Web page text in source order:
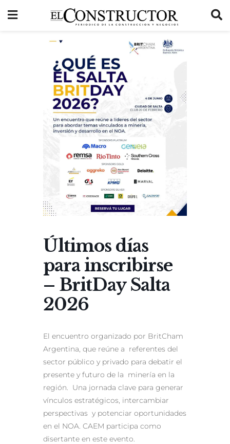
Últimos días
para inscribirse
– BritDay Salta
2026
El encuentro organizado por BritCham
Argentina, que reúne a referentes del
sector público y privado para debatir el
presente y futuro de la minería en la
región. Una jornada clave para generar
vínculos estratégicos, intercambiar
perspectivas y potenciar oportunidades
en el NOA. CAEM participa como
disertante en este evento.